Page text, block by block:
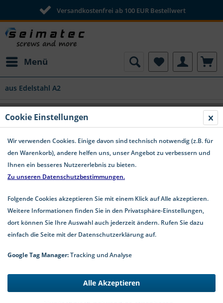
Versandkostenfrei ab 100 EUR Bestellwert
Menü
aus Edelstahl A2
Ringschrauben | Edelstahl A2
Ringschrauben aus Edelstahl A2, nach DIN 580 , in
Cookie Einstellungen
Wir verwenden Cookies. Einige davon sind technisch notwendig (z.B. für
den Warenkorb), andere helfen uns, unser Angebot zu verbessern und
Ihnen ein besseres Nutzererlebnis zu bieten.
Zu unseren Datenschutzbestimmungen.
Folgende Cookies akzeptieren Sie mit einem Klick auf Alle akzeptieren.
Weitere Informationen finden Sie in den Privatsphäre-Einstellungen,
dort können Sie Ihre Auswahl auch jederzeit ändern. Rufen Sie dazu
einfach die Seite mit der Datenschutzerklärung auf.
Google Tag Manager:Tracking und Analyse
Alle Akzeptieren